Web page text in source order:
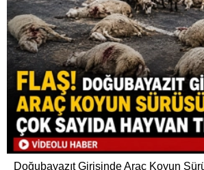
Doğubayazıt Girişinde Araç Koyun